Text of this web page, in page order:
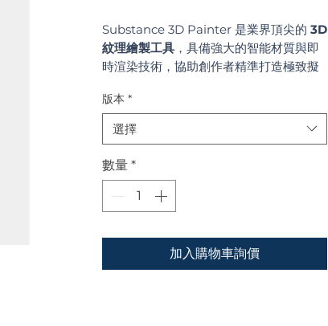
Substance 3D Painter 是業界頂尖的 3D
紋理繪製工具 ，具備強大的智能材質與即
時渲染技術，協助創作者精準打造極致擬
版本 *
選擇
數量 *
加入購物車詢價